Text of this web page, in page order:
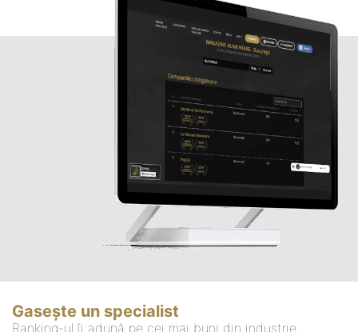
Gasește un specialist
Ranking-ul îi adună pe cei mai buni din industrie